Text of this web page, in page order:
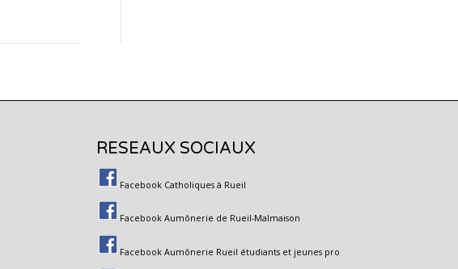
RESEAUX SOCIAUX
Facebook Catholiques à Rueil
Facebook Aumônerie de Rueil-Malmaison
Facebook Aumônerie Rueil étudiants et jeunes pro